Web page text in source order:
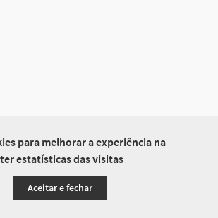
para melhorar a experiência na
estatísticas das visitas
Aceitar e fechar